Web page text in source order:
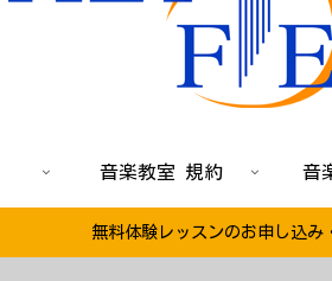
音楽教室 規約 音
無料体験レッスンのお申し込み